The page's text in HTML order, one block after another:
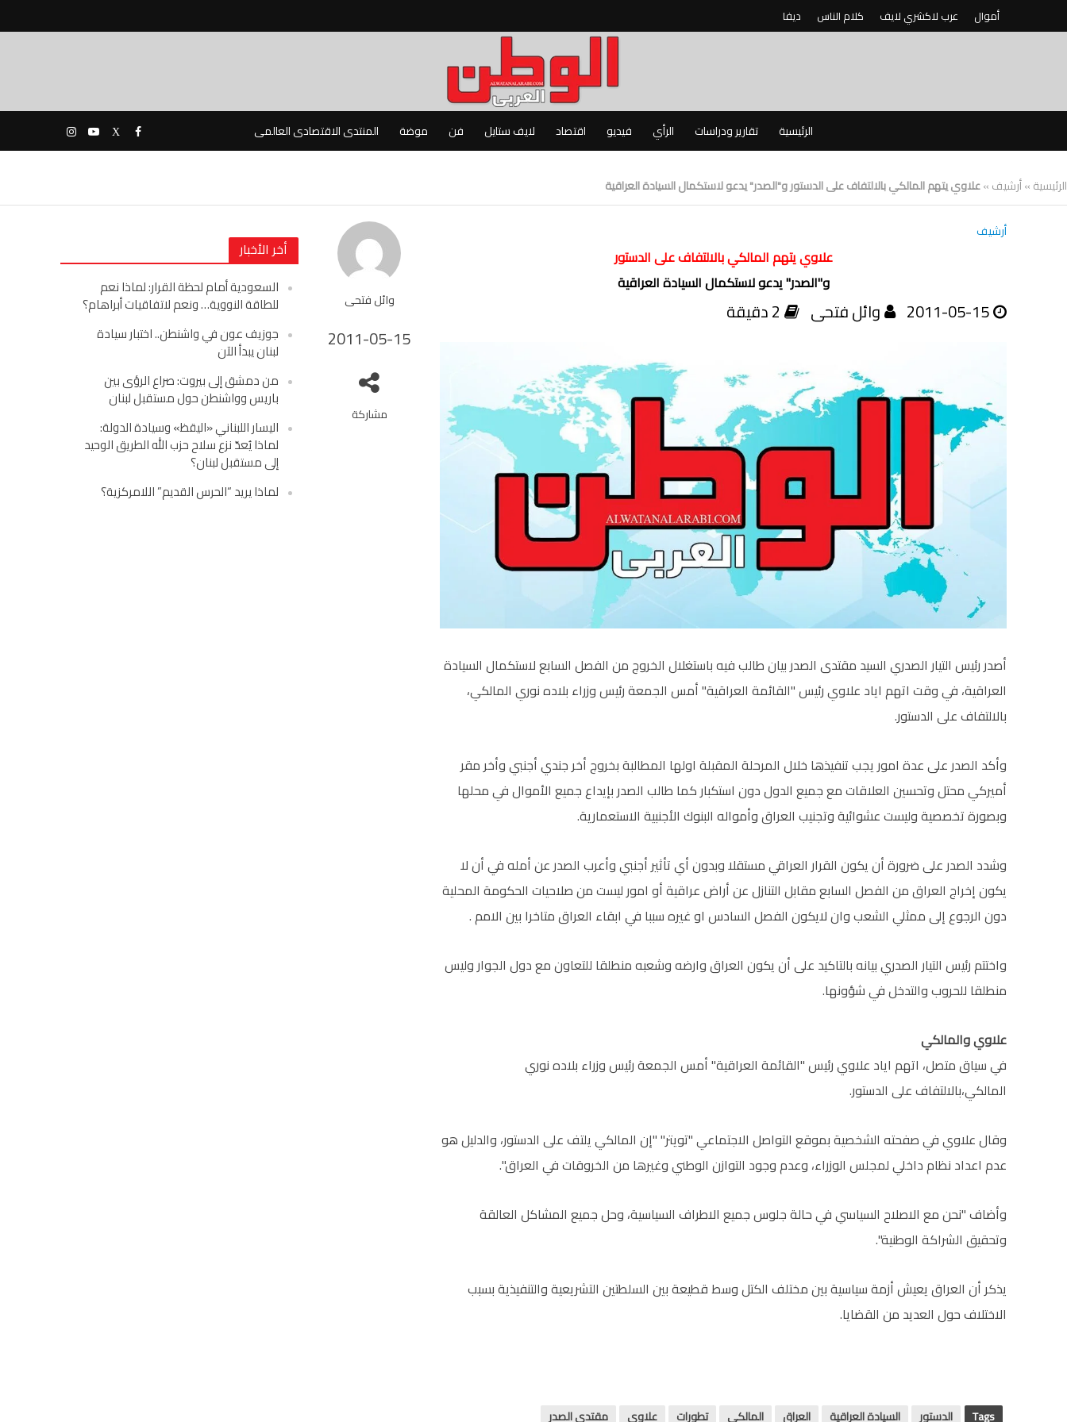
أموال عرب لاكشري لايف كلام الناس ديفا
الرئيسية تقارير ودراسات الرأي فيديو اقتصاد لايف ستايل فن موضة المنتدى الاقتصادى العالمى
الرئيسية»أرشيف»علاوي يتهم المالكي بالالتفاف على الدستور و"الصدر" يدعو لاستكمال السيادة العراقية
أخر الأخبار
السعودية أمام لحظة القرار: لماذا نعم
للطاقة النووية… ونعم لاتفاقيات أبراهام؟
جوزيف عون في واشنطن.. اختبار سيادة
لبنان يبدأ الآن
من دمشق إلى بيروت: صراع الرؤى بين
باريس وواشنطن حول مستقبل لبنان
اليسار اللبناني «اليقظ» وسيادة الدولة:
لماذا يُعدّ نزع سلاح حزب الله الطريق الوحيد
إلى مستقبل لبنان؟
لماذا يريد “الحرس القديم” اللامركزية؟
وائل فتحى
2011-05-15
مشاركة
أرشيف
علاوي يتهم المالكي بالالتفاف على الدستور
و"الصدر" يدعو لاستكمال السيادة العراقية
2011-05-15 وائل فتحى 2 دقيقة
أصدر رئيس التيار الصدري السيد مقتدى الصدر بيان طالب فيه باستغلال الخروج من الفصل السابع لاستكمال السيادة
العراقية، في وقت اتهم اياد علاوي رئيس "القائمة العراقية" أمس الجمعة رئيس وزراء بلاده نوري المالكي،
بالالتفاف على الدستور.
وأكد الصدر على عدة امور يجب تنفيذها خلال المرحلة المقبلة اولها المطالبة بخروج أخر جندي أجنبي وأخر مقر
أميركي محتل وتحسين العلاقات مع جميع الدول دون استكبار كما طالب الصدر بإيداع جميع الأموال في محلها
وبصورة تخصصية وليست عشوائية وتجنيب العراق وأمواله البنوك الأجنبية الاستعمارية.
وشدد الصدر على ضرورة أن يكون القرار العراقي مستقلا وبدون أي تأثير أجنبي وأعرب الصدر عن أمله في أن لا
يكون إخراج العراق من الفصل السابع مقابل التنازل عن أراض عراقية أو امور ليست من صلاحيات الحكومة المحلية
دون الرجوع إلى ممثلي الشعب وان لايكون الفصل السادس او غيره سببا في ابقاء العراق متاخرا بين الامم .
واختتم رئيس التيار الصدري بيانه بالتاكيد على أن يكون العراق وارضه وشعبه منطلقا للتعاون مع دول الجوار وليس
منطلقا للحروب والتدخل في شؤونها.
علاوي والمالكي
في سياق متصل، اتهم اياد علاوي رئيس "القائمة العراقية" أمس الجمعة رئيس وزراء بلاده نوري
المالكي،بالالتفاف على الدستور.
وقال علاوي في صفحته الشخصية بموقع التواصل الاجتماعي "تويتر" "إن المالكي يلتف على الدستور، والدليل هو
عدم اعداد نظام داخلي لمجلس الوزراء، وعدم وجود التوازن الوطني وغيرها من الخروقات في العراق".
وأضاف "نحن مع الاصلاح السياسي في حالة جلوس جميع الاطراف السياسية، وحل جميع المشاكل العالقة
وتحقيق الشراكة الوطنية".
يذكر أن العراق يعيش أزمة سياسية بين مختلف الكتل وسط قطيعة بين السلطتين التشريعية والتنفيذية بسبب
الاختلاف حول العديد من القضايا.
Tags الدستور السيادة العراقية العراق المالكي تطورات علاوي مقتدي الصدر